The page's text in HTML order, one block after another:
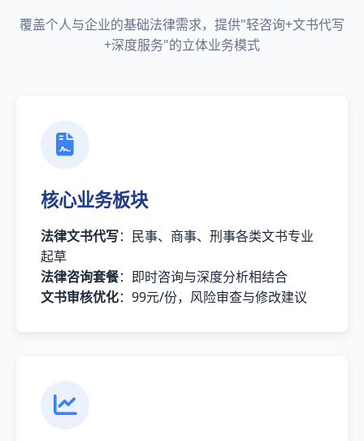
覆盖个人与企业的基础法律需求，提供"轻咨询+文书代写
+深度服务"的立体业务模式
核心业务板块
法律文书代写：民事、商事、刑事各类文书专业
起草
法律咨询套餐：即时咨询与深度分析相结合
文书审核优化：99元/份，风险审查与修改建议